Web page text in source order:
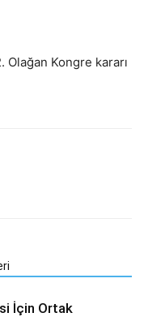
Kongre kararı
İçin Ortak